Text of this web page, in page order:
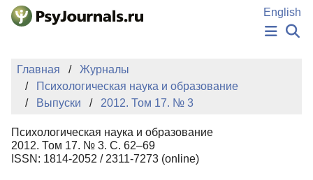
Перейти к основному содержанию
English
НОВОСТИ
ИЗДАНИЯ
АВТОРЫ
БАЗА ЗНАНИЙ
КЛЮЧЕВЫЕ СЛОВА
Регистрация
Главная
Журналы
Психологическая наука и образование
Выпуски
2012. Том 17. № 3
Психологическая наука и образование
2012. Том 17. № 3. С. 62–69
ISSN: 1814-2052 / 2311-7273 (online)